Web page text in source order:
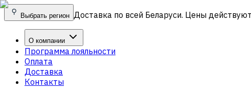
Выбрать регион Доставка по всей Беларуси. Цены
О компании
Программа лояльности
Оплата
Доставка
Контакты